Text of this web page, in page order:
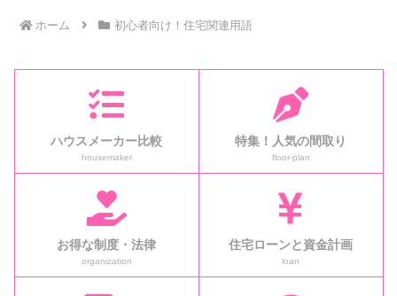
ホーム 初心者向け！住宅関連用語
ハウスメーカー比較
housemaker
特集！人気の間取り
floor-plan
お得な制度・法律
organization
住宅ローンと資金計画
loan